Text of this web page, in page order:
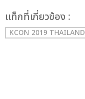
เเท็กที่เกี่ยวข้อง :
KCON 2019 THAILAND